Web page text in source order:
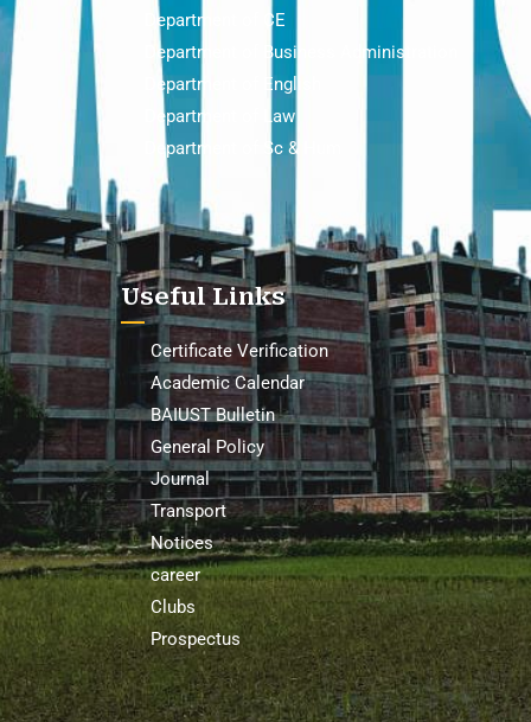
Department of CE
Department of Business Administration
Department of English
Department of Law
Department of Sc & Hum
Useful Links
Certificate Verification
Academic Calendar
BAIUST Bulletin
General Policy
Journal
Transport
Notices
career
Clubs
Prospectus